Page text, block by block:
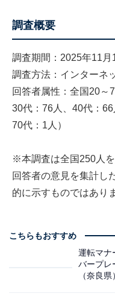
調査概要
調査期間：2025年11月
調査方法：インターネ
回答者属性：全国20～
30代：76人、40代：66
70代：1人）
※本調査は全国250人
回答者の意見を集計し
的に示すものではあり
こちらもおすすめ
運転マナ
バープレ
（奈良